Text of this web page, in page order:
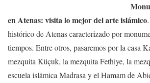
en Atenas: visita lo mejor del arte islámico
histórico de Atenas caracterizado por
tiempos. Entre otros, pasaremos por la casa
mezquita Küçuk, la mezquita Fethiye, la
escuela islámica Madrasa y el Hamam de